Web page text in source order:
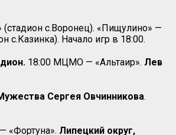
с.Воронец). «Пищулино» —
Начало игр в 18:00.
18:00 МЦМО — «Альтаир». Лев
Сергея Овчинникова.
«Фортуна». Липецкий округ,